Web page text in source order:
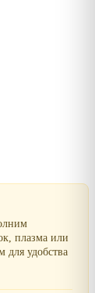
плазма или
удобства